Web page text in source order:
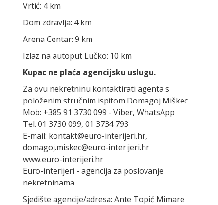
Vrtić: 4 km
Dom zdravlja: 4 km
Arena Centar: 9 km
Izlaz na autoput Lučko: 10 km
Kupac ne plaća agencijsku uslugu.
Za ovu nekretninu kontaktirati agenta s
položenim stručnim ispitom Domagoj Miškec
Mob: +385 91 3730 099 - Viber, WhatsApp
Tel: 01 3730 099, 01 3734 793
E-mail: kontakt@euro-interijeri.hr,
domagoj.miskec@euro-interijeri.hr
www.euro-interijeri.hr
Euro-interijeri - agencija za poslovanje
nekretninama.
Sjedište agencije/adresa: Ante Topić Mimare